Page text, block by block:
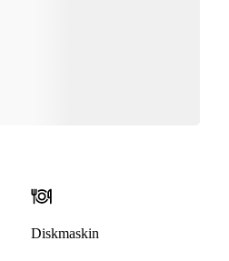
Diskmaskin